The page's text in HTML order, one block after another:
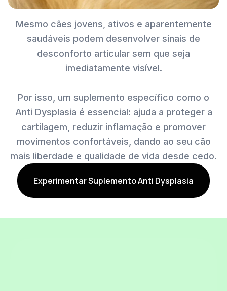
Mesmo cães jovens, ativos e aparentemente
saudáveis podem desenvolver sinais de
desconforto articular sem que seja
imediatamente visível.
Por isso, um suplemento específico como o
Anti Dysplasia é essencial: ajuda a proteger a
cartilagem, reduzir inflamação e promover
movimentos confortáveis, dando ao seu cão
mais liberdade e qualidade de vida desde cedo.
Experimentar Suplemento Anti Dysplasia